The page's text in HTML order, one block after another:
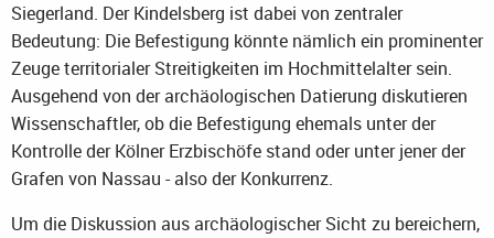
Siegerland. Der Kindelsberg ist dabei von zentraler
Bedeutung: Die Befestigung könnte nämlich ein prominenter
Zeuge territorialer Streitigkeiten im Hochmittelalter sein.
Ausgehend von der archäologischen Datierung diskutieren
Wissenschaftler, ob die Befestigung ehemals unter der
Kontrolle der Kölner Erzbischöfe stand oder unter jener der
Grafen von Nassau - also der Konkurrenz.
Um die Diskussion aus archäologischer Sicht zu bereichern,